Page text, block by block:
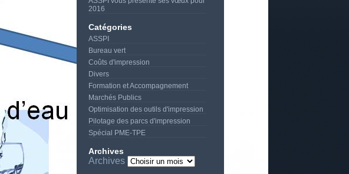
2016
Catégories
ASSPI
Bureau vert
Coûts d'impression
Divers
Formation et Accompagnement
Marchés Publics
Optimisation des outils d'impression
Pilotage des parcs d'impression
Spécial PME-TPE
Archives
Archives